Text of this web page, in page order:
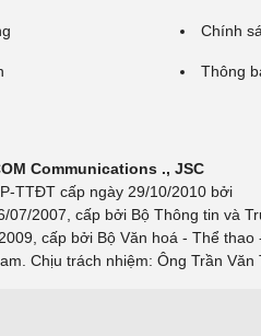
Chính
Thông
Communications ., JSC
TTĐT cấp ngày 29/10/2010 bởi
2007, cấp bởi Bộ Thông tin và
cấp bởi Bộ Văn hoá - Thể thao
Chịu trách nhiệm: Ông Trần Văn